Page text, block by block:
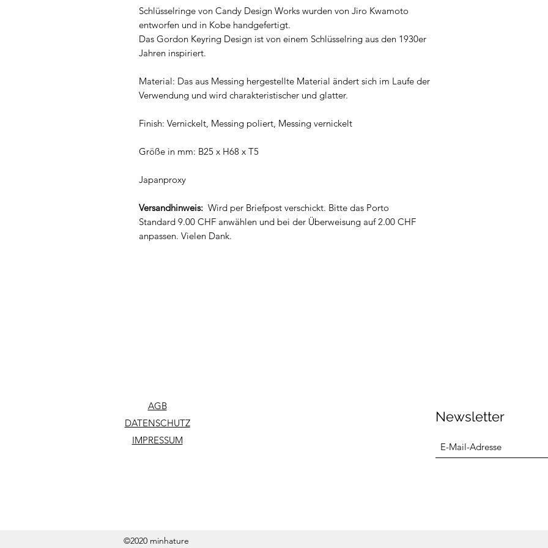
Schlüsselringe von Candy Design Works wurden von Jiro Kwamoto
entworfen und in Kobe handgefertigt.
Das Gordon Keyring Design ist von einem Schlüsselring aus den 1930er
Jahren inspiriert.
Material: Das aus Messing hergestellte Material ändert sich im Laufe der
Verwendung und wird charakteristischer und glatter.
Finish: Vernickelt, Messing poliert, Messing vernickelt
Größe in mm: B25 x H68 x T5
Japanproxy
Versandhinweis: Wird per Briefpost verschickt. Bitte das Porto
Standard 9.00 CHF anwählen und bei der Überweisung auf 2.00 CHF
anpassen. Vielen Dank.
AGB
DATENSCHUTZ
IMPRESSUM
Newsletter
©2020 minhature